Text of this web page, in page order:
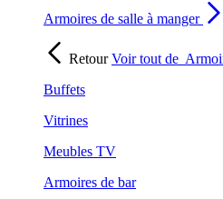
Armoires de salle à manger
RetourVoir tout de
Buffets
Vitrines
Meubles TV
Armoires de bar